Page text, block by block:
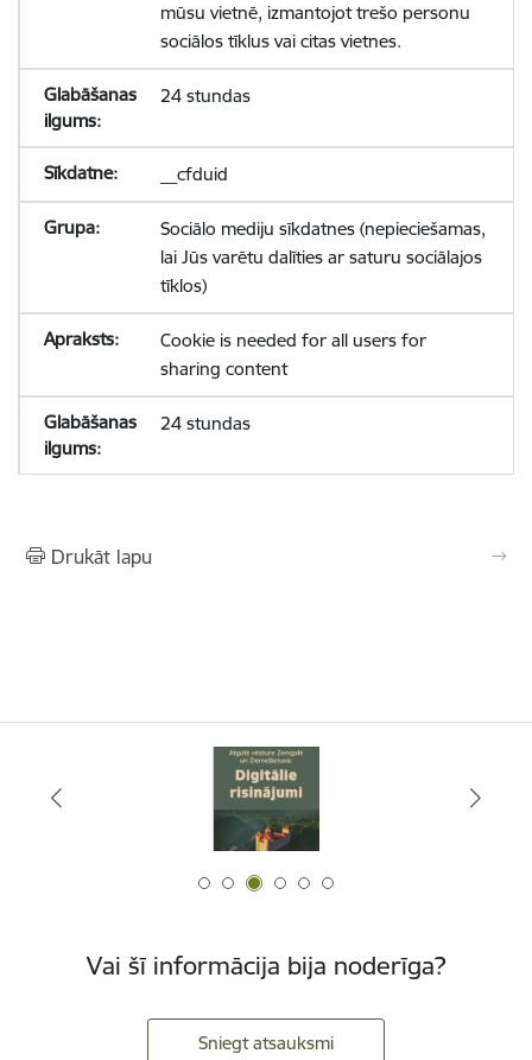
mūsu vietnē, izmantojot trešo personu
sociālos tīklus vai citas vietnes.
24 stundas
__cfduid
Sociālo mediju sīkdatnes (nepieciešamas,
lai Jūs varētu dalīties ar saturu sociālajos
tīklos)
Cookie is needed for all users for
sharing content
24 stundas
Drukāt lapu
Vai šī informācija bija noderīga?
Sniegt atsauksmi